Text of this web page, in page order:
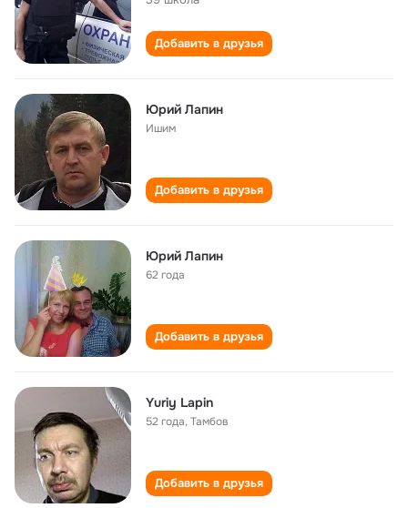
Добавить в друзья
Юрий Лапин
Ишим
Добавить в друзья
Юрий Лапин
62 года
Добавить в друзья
Yuriy Lapin
52 года,Тамбов
Добавить в друзья